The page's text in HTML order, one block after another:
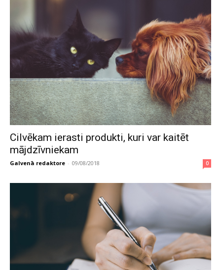
Cilvēkam ierasti produkti, kuri var kaitēt
mājdzīvniekam
Galvenā redaktore - 09/08/2018 0